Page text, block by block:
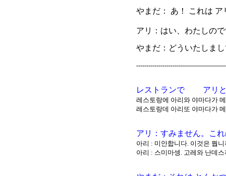
やまだ： あ！ これは
アリ：はい、わたしの
やまだ：どういたしま
レストランで アリ
레스토랑에 아리와 야마다가
레스토랑데 아리또 야마다가
アリ：すみません。こ
아리 : 미안합니다. 이것은 뭡니
아리 : 스미마셍. 고레와 난데스